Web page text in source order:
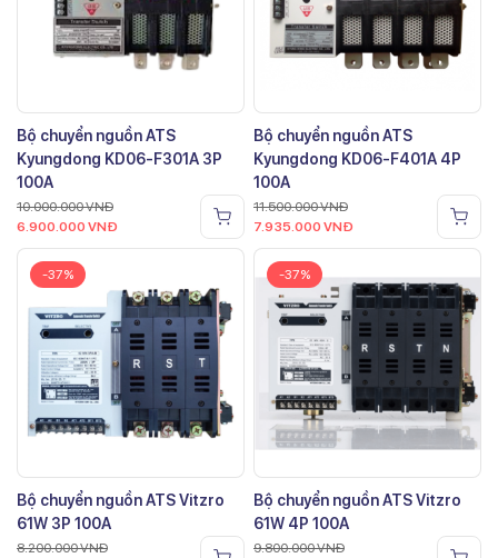
Bộ chuyển nguồn ATS
Kyungdong KD06-F301A 3P
100A
10.000.000VNĐ
6.900.000 VNĐ
Bộ chuyển nguồn ATS
Kyungdong KD06-F401A 4P
100A
11.500.000VNĐ
7.935.000 VNĐ
-37%
Bộ chuyển nguồn ATS Vitzro
61W 3P 100A
8.200.000VNĐ
-37%
Bộ chuyển nguồn ATS Vitzro
61W 4P 100A
9.800.000VNĐ